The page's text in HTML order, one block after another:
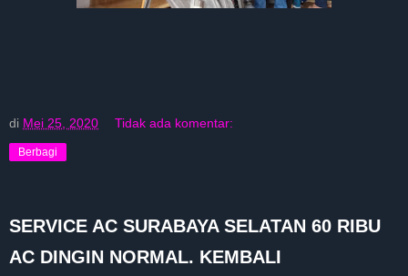
di Mei 25, 2020 Tidak ada komentar:
Berbagi
SERVICE AC SURABAYA SELATAN 60 RIBU
AC DINGIN NORMAL. KEMBALI